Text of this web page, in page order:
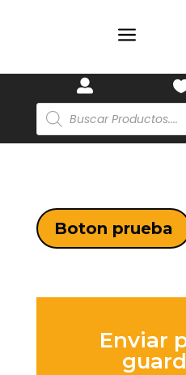
a

Búsqueda
de
productos
Boton prueba
Enviar